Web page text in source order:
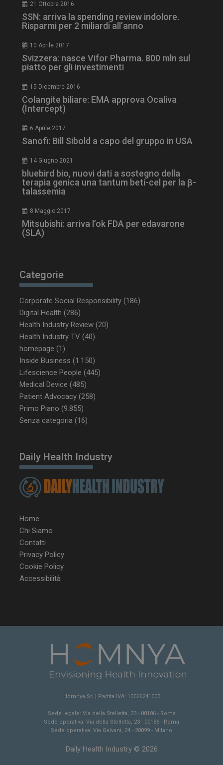
21 Ottobre 2016
SSN: arriva la spending review indolore.
Risparmi per 2 miliardi all’anno
10 Aprile 2017
Svizzera: nasce Vifor Pharma. 800 mln sul
piatto per gli investimenti
15 Dicembre 2016
Colangite biliare: EMA approva Ocaliva
(Intercept)
6 Aprile 2017
Sanofi: Bill Sibold a capo del gruppo in USA
14 Giugno 2021
bluebird bio, nuovi dati a sostegno della
terapia genica una tantum beti-cel per la β-
talassemia
8 Maggio 2017
Mitsubishi: arriva l’ok FDA per edavarone
(SLA)
Categorie
Corporate Social Responsibility (186)
Digital Health (286)
Health Industry Review (20)
Health Industry TV (40)
homepage (1)
Inside Business (1.150)
Lifescience People (445)
Medical Device (485)
Patient Advocacy (258)
Primo Piano (9.855)
Senza categoria (16)
Daily Health Industry
Home
Chi Siamo
Contatti
Privacy Policy
Cookie Policy
Accessibilità
Homnya Srl | Partita IVA: 13026241003
Sede legale: Via della Stelletta, 23 - 00186 - Roma
Sede operativa: Via della Stelletta, 23 - 00186 - Roma
Sede operativa: Via Galvani, 24 - 20099 - Milano
Daily Health Industry © 2026